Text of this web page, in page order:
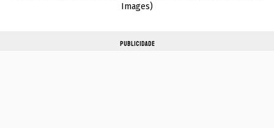
Images)
PUBLICIDADE